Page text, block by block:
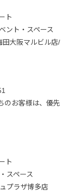
ト
ント・スペース
田大阪マルビル店/
のお客様は、優先
ト
スペース
プラザ博多店